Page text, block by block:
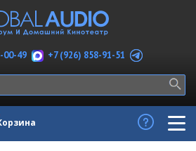
00-49 +7 (926) 858-91-51